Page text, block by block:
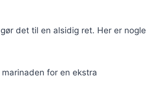
det til en alsidig ret. Her er nogle
for en ekstra